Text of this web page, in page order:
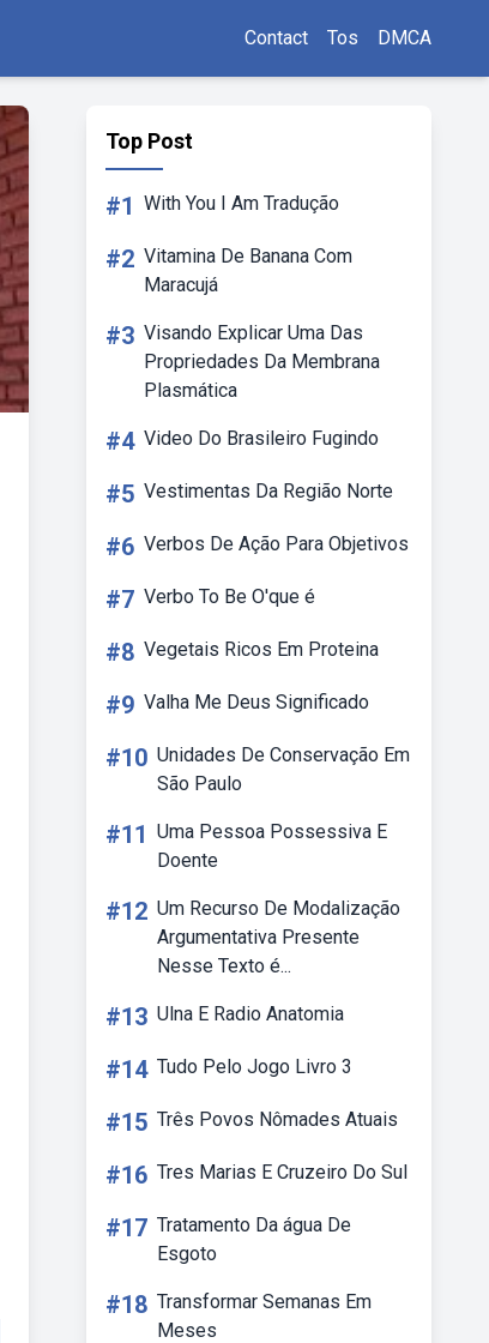
Contact Tos DMCA
Top Post
#1 With You I Am Tradução
#2 Vitamina De Banana Com
Maracujá
#3 Visando Explicar Uma Das
Propriedades Da Membrana
Plasmática
#4 Video Do Brasileiro Fugindo
#5 Vestimentas Da Região Norte
#6 Verbos De Ação Para Objetivos
#7 Verbo To Be O'que é
#8 Vegetais Ricos Em Proteina
#9 Valha Me Deus Significado
#10 Unidades De Conservação Em
São Paulo
#11 Uma Pessoa Possessiva E
Doente
#12 Um Recurso De Modalização
Argumentativa Presente
Nesse Texto é...
#13 Ulna E Radio Anatomia
#14 Tudo Pelo Jogo Livro 3
#15 Três Povos Nômades Atuais
#16 Tres Marias E Cruzeiro Do Sul
#17 Tratamento Da água De
Esgoto
#18 Transformar Semanas Em
Meses